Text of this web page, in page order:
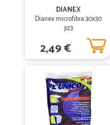
Giuseppina
SPESE DI SPEDIZIONE
SONO RIMASTA SOLTANTO
FATTO PAGARE LE SPESE DI
STATO VOSTRO
ASSENTI IN MAGAZZINO…
DI VOI. GRAZIE.GIUSEPPINA
DIANEX
Dianex microfibra 30x30
pz3
2,49 €